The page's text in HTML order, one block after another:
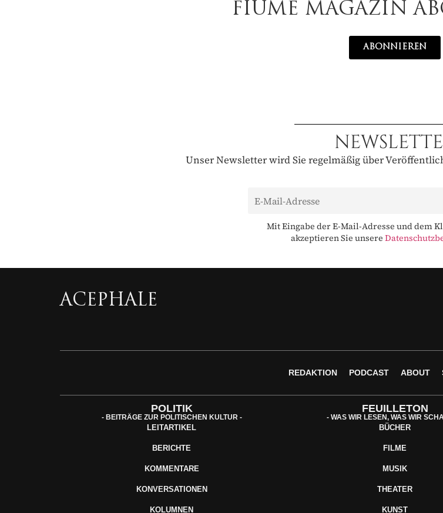
FIUME MAGAZIN
ABONNIEREN
Unser Newsletter wird Sie regelmäßig über
Mit Eingabe der E-Mail-Adresse und dem
akzeptieren Sie unsere
ACEPHALE
REDAKTION PODCAST ABOUT
POLITIK
- BEITRÄGE ZUR POLITISCHEN KULTUR -
LEITARTIKEL
BERICHTE
KOMMENTARE
KONVERSATIONEN
KOLUMNEN
FEUILLETON
- WAS WIR LESEN, WAS WIR
BÜCHER
FILME
MUSIK
THEATER
KUNST